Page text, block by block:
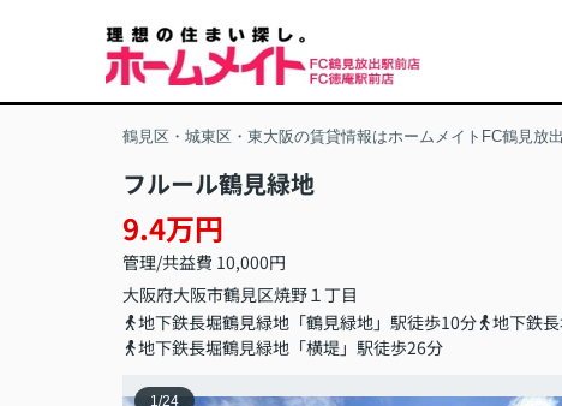
鶴見区・城東区・東大阪の賃貸情報はホームメイトFC鶴見放
フルール鶴見緑地
9.4万円
管理/共益費 10,000円
大阪府大阪市鶴見区焼野１丁目
地下鉄長堀鶴見緑地「鶴見緑地」駅徒歩10分
地下鉄
地下鉄長堀鶴見緑地「横堤」駅徒歩26分
1/24